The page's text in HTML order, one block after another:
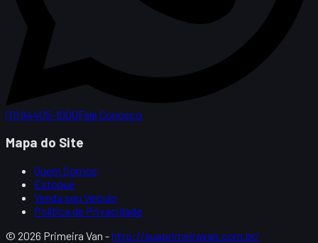
(11) 94405-1000Fale Conosco
Mapa do Site
Quem Somos
Estoque
Venda seu Veículo
Política de Privacidade
© 2026 Primeira Van -http://suaprimeiravan.com.br/